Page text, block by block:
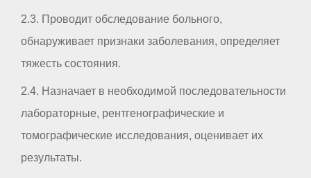
2.3. Проводит обследование больного,
обнаруживает признаки заболевания, определяет
тяжесть состояния.
2.4. Назначает в необходимой последовательности
лабораторные, рентгенографические и
томографические исследования, оценивает их
результаты.